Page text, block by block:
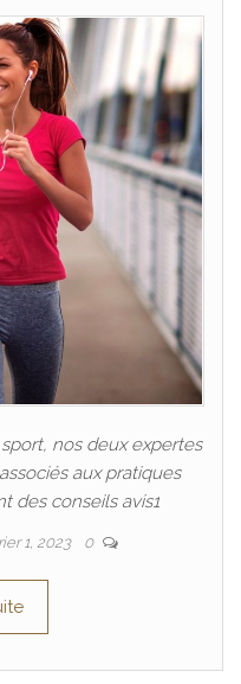
nos deux expertes
aux pratiques
des conseils avis1
1, 2023 0